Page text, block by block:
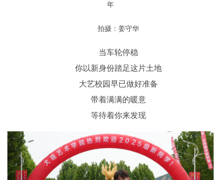
年
拍摄：姜守华
当车轮停稳
你以新身份踏足这片土地
大艺校园早已做好准备
带着满满的暖意
等待着你来发现